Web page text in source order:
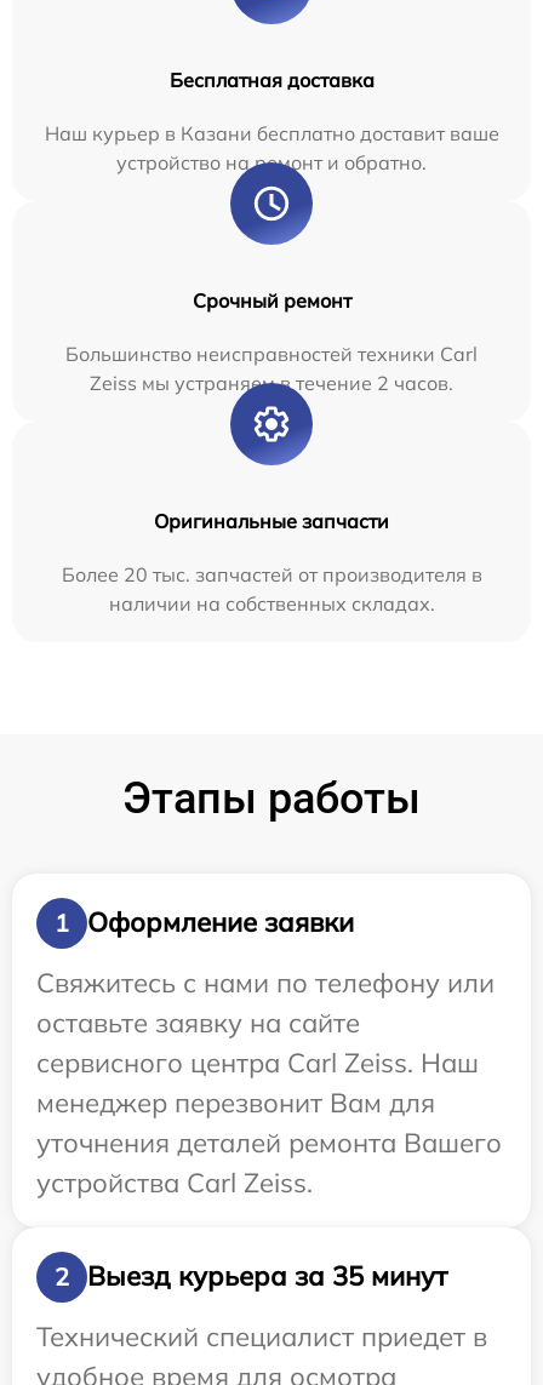
Бесплатная доставка
Наш курьер в Казани бесплатно доставит ваше
устройство на ремонт и обратно.
Срочный ремонт
Большинство неисправностей техники Carl
Zeiss мы устраняем в течение 2 часов.
Оригинальные запчасти
Более 20 тыс. запчастей от производителя в
наличии на собственных складах.
Этапы работы
1
Оформление заявки
Свяжитесь с нами по телефону или
оставьте заявку на сайте
сервисного центра Carl Zeiss. Наш
менеджер перезвонит Вам для
уточнения деталей ремонта Вашего
устройства Carl Zeiss.
2
Выезд курьера за 35 минут
Технический специалист приедет в
удобное время для осмотра